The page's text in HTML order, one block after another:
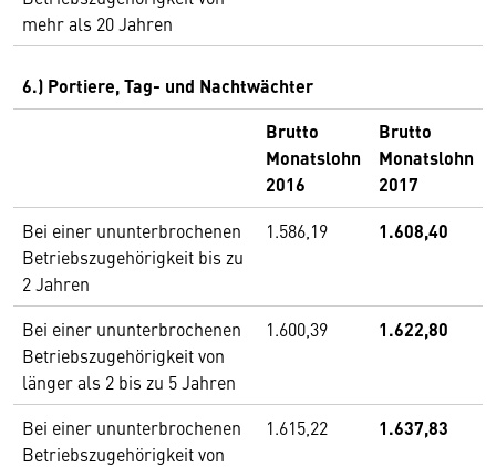
mehr als 20 Jahren
6.) Portiere, Tag- und Nachtwächter
Brutto
Monatslohn
2016
Brutto
Monatslohn
2017
Bei einer ununterbrochenen
Betriebszugehörigkeit bis zu
2 Jahren
1.586,19 1.608,40
Bei einer ununterbrochenen
Betriebszugehörigkeit von
länger als 2 bis zu 5 Jahren
1.600,39 1.622,80
Bei einer ununterbrochenen
Betriebszugehörigkeit von
1.615,22 1.637,83